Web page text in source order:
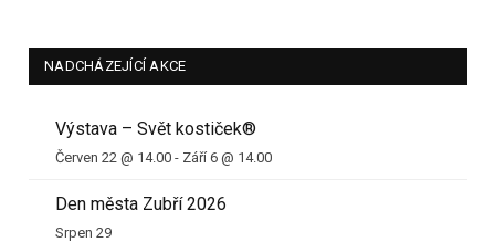
NADCHÁZEJÍCÍ AKCE
Výstava – Svět kostiček®
Červen 22 @ 14.00 - Září 6 @ 14.00
Den města Zubří 2026
Srpen 29